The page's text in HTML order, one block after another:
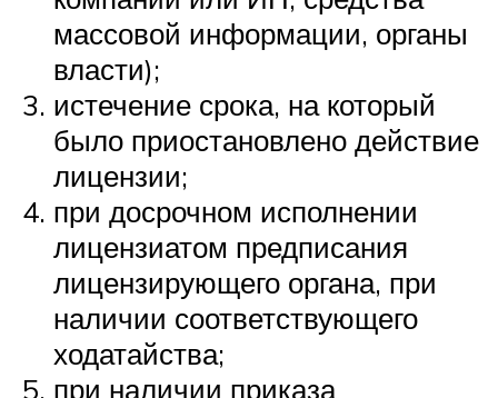
массовой информации, органы
власти);
истечение срока, на который
было приостановлено действие
лицензии;
при досрочном исполнении
лицензиатом предписания
лицензирующего органа, при
наличии соответствующего
ходатайства;
при наличии приказа